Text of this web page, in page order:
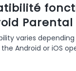
varies
Android or iOS